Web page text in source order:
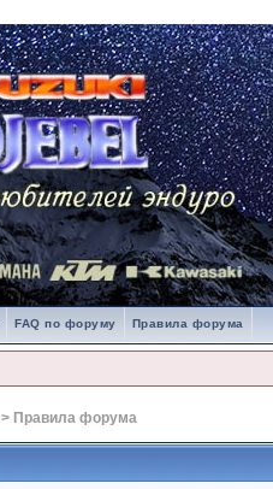
FAQ по форуму Правила форума
> Правила форума